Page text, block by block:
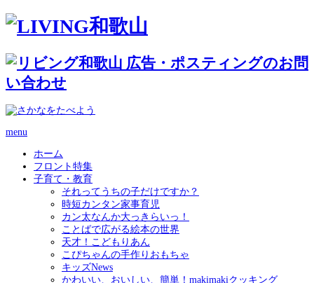
menu
ホーム
フロント特集
子育て・教育
それってうちの子だけですか？
時短カンタン家事育児
カン太なんか大っきらいっ！
ことばで広がる絵本の世界
天才！こどもりあん
こぴちゃんの手作りおもちゃ
キッズNews
かわいい、おいしい、簡単！makimakiクッキング